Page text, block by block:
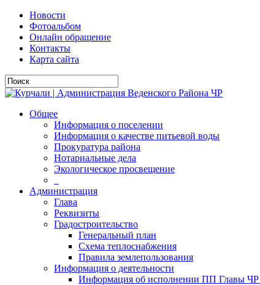
Новости
Фотоальбом
Онлайн обращение
Контакты
Карта сайта
Общее
Информация о поселении
Информация о качестве питьевой воды
Прокуратура района
Нотариальные дела
Экологическое просвещение
Администрация
Глава
Реквизиты
Градостроительство
Генеральный план
Схема теплоснабжения
Правила землепользования
Информация о деятельности
Информация об исполнении ПП Главы ЧР